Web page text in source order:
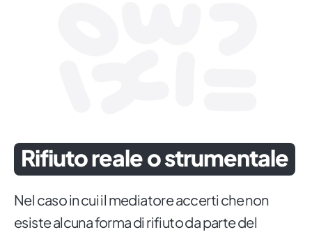
Rifiuto reale o strumentale
Nel caso in cui il mediatore accerti che non
esiste alcuna forma di rifiuto da parte del